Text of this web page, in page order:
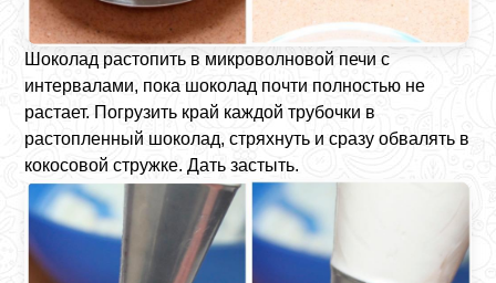
Шоколад растопить в микроволновой печи с
интервалами, пока шоколад почти полностью не
растает. Погрузить край каждой трубочки в
растопленный шоколад, стряхнуть и сразу обвалять в
кокосовой стружке. Дать застыть.